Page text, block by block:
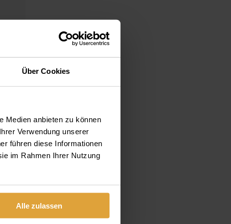
Über Cookies
Medien anbieten zu können
Verwendung unserer
führen diese Informationen
im Rahmen Ihrer Nutzung
Alle zulassen